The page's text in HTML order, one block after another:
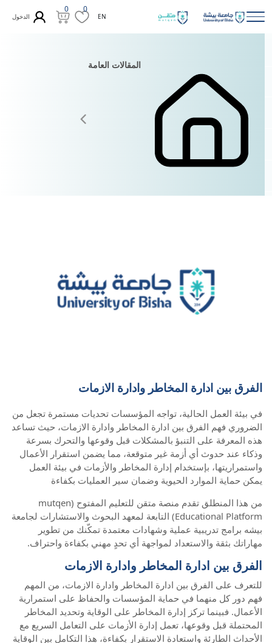
EN
0
0
الدخول
المقالات العامة
الفرق بين ادارة المخاطر وادارة الازمات
في بيئة العمل الحالية، تواجه المؤسسات تحديات مستمرة تجعل من
الضروري فهم الفرق بين ادارة المخاطر وادارة الازمات، حيث تساعد
هذه المعرفة على التنبؤ بالمشكلات قبل وقوعها والتحرك بسرعة
وذكاء عند حدوث أي أزمة غير متوقعة، مما يضمن استقرار الأعمال
واستمراريتها، بإستخدام إدارة المخاطر والأزمات في بيئة العمل
يمكن حماية الموارد الحيوية وضمان سير العمليات بكفاءة
من هذا المنطلق تقدم منصة متقن للتعليم المفتوح (mutqen
Educational Platform) التابعة لمعهد البحوث والاستشارات لجامعة
بيشه برامج تدريبية عملية وشهادات معتمدة تمكّنك من تطوير
مهاراتك بثقة والاستعداد لمواجهة أي تحدٍ مهني بكفاءة واحتراف.
الفرق بين ادارة المخاطر وادارة الازمات
للتعرف على الفرق بين ادارة المخاطر وادارة الازمات، من المهم
فهم دور كل منهما في حماية المؤسسات والحفاظ على استمرارية
الأعمال. فبينما تركز إدارة المخاطر على الوقاية وتحديد المخاطر
المحتملة قبل وقوعها، تعمل إدارة الأزمات على التعامل السريع مع
الأحداث الطارئة واستعادة الاستقرار بكفاءة، هذا التكامل بين الوقاية